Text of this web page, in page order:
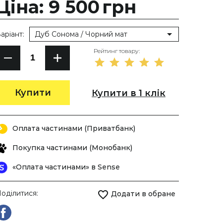
9 500 грн
Купити
Дуб Сонома / Чорний мат
Рейтинг товару:
Купити в 1 клік
Оплата частинами (Приватбанк)
Покупка частинами (Монобанк)
«Оплата частинами» в Sense
Додати в обране